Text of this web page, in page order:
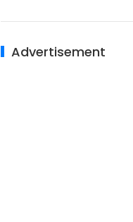
Advertisement